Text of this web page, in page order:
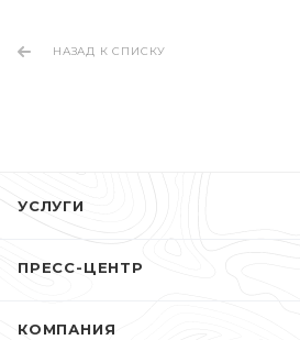
НАЗАД К СПИСКУ
УСЛУГИ
ПРЕСС-ЦЕНТР
КОМПАНИЯ